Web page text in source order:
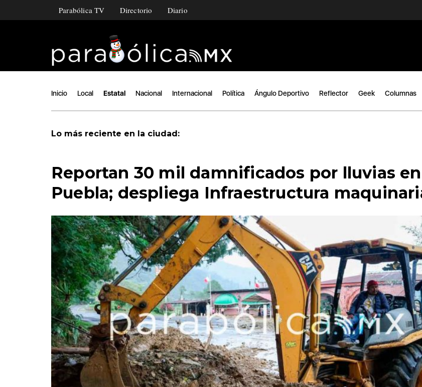
Parabólica TV Directorio Diario
Inicio Local Estatal Nacional Internacional Política Ángulo Deportivo Reflector Geek Columnas
Lo más reciente en la ciudad:
Reportan 30 mil damnificados por lluvias en
Puebla; despliega Infraestructura